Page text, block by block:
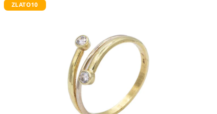
ZLATO10